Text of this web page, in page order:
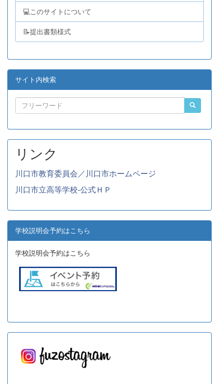
💻このサイトについて
📝提出書類様式
サイト内検索
リンク
川口市教育委員会／川口市ホームページ
川口市立高等学校-公式ＨＰ
学校説明会予約はこちら
学校説明会予約はこちら